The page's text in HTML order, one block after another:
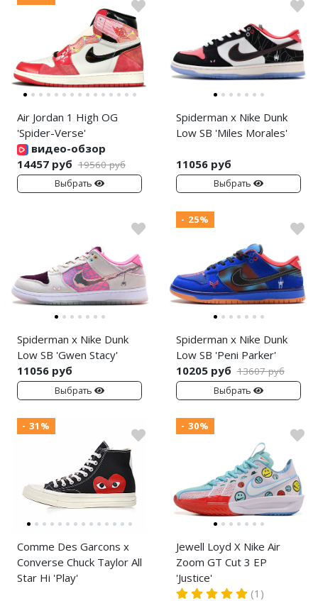
Air Jordan 1 High OG
'Spider-Verse'
видео-обзор
14457 руб 19560 руб
Выбрать
Spiderman x Nike Dunk
Low SB 'Miles Morales'
11056 руб
Выбрать
Spiderman x Nike Dunk
Low SB 'Gwen Stacy'
11056 руб
Выбрать
- 25%
Spiderman x Nike Dunk
Low SB 'Peni Parker'
10205 руб 13607 руб
Выбрать
- 31%
Comme Des Garcons x
Converse Chuck Taylor All
Star Hi 'Play'
- 30%
Jewell Loyd X Nike Air
Zoom GT Cut 3 EP
'Justice'
(1)